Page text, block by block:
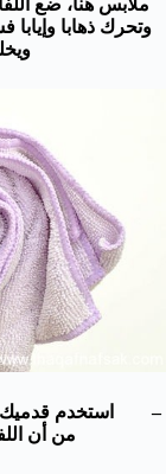
ملابس هنا، ضع
وتحرك ذهابا
– استخدم قدميك
من أن